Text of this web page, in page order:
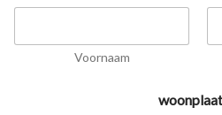
Voornaam